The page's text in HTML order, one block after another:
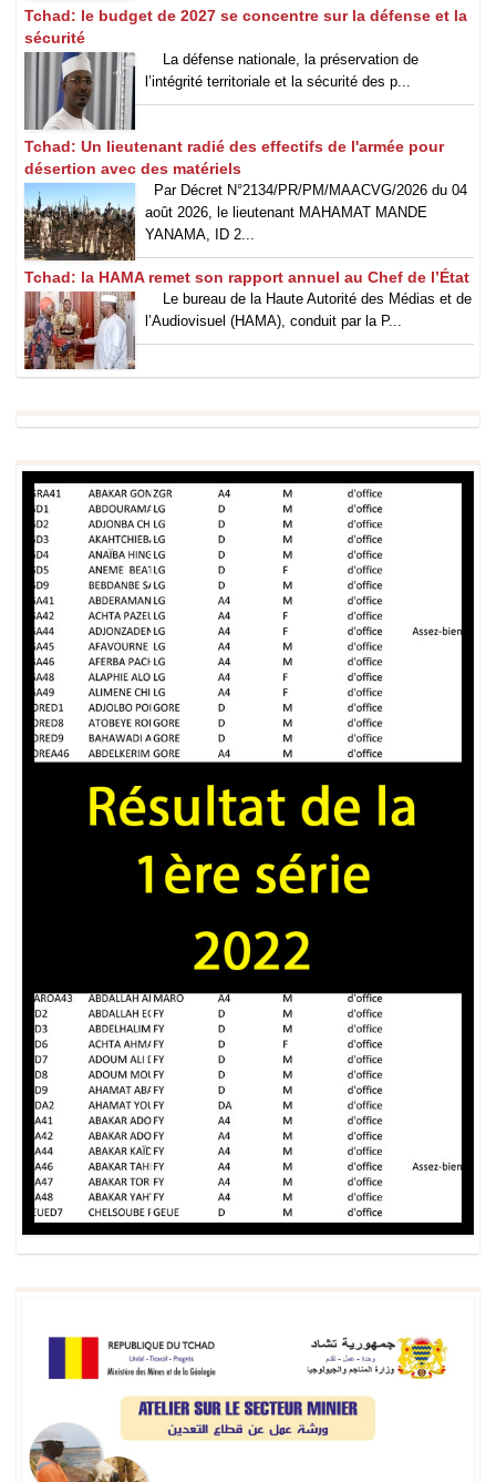
Tchad: le budget de 2027 se concentre sur la défense et la
sécurité
La défense nationale, la préservation de
l’intégrité territoriale et la sécurité des p...
Tchad: Un lieutenant radié des effectifs de l'armée pour
désertion avec des matériels
Par Décret N°2134/PR/PM/MAACVG/2026 du 04
août 2026, le lieutenant MAHAMAT MANDE
YANAMA, ID 2...
Tchad: la HAMA remet son rapport annuel au Chef de l’État
Le bureau de la Haute Autorité des Médias et de
l’Audiovisuel (HAMA), conduit par la P...